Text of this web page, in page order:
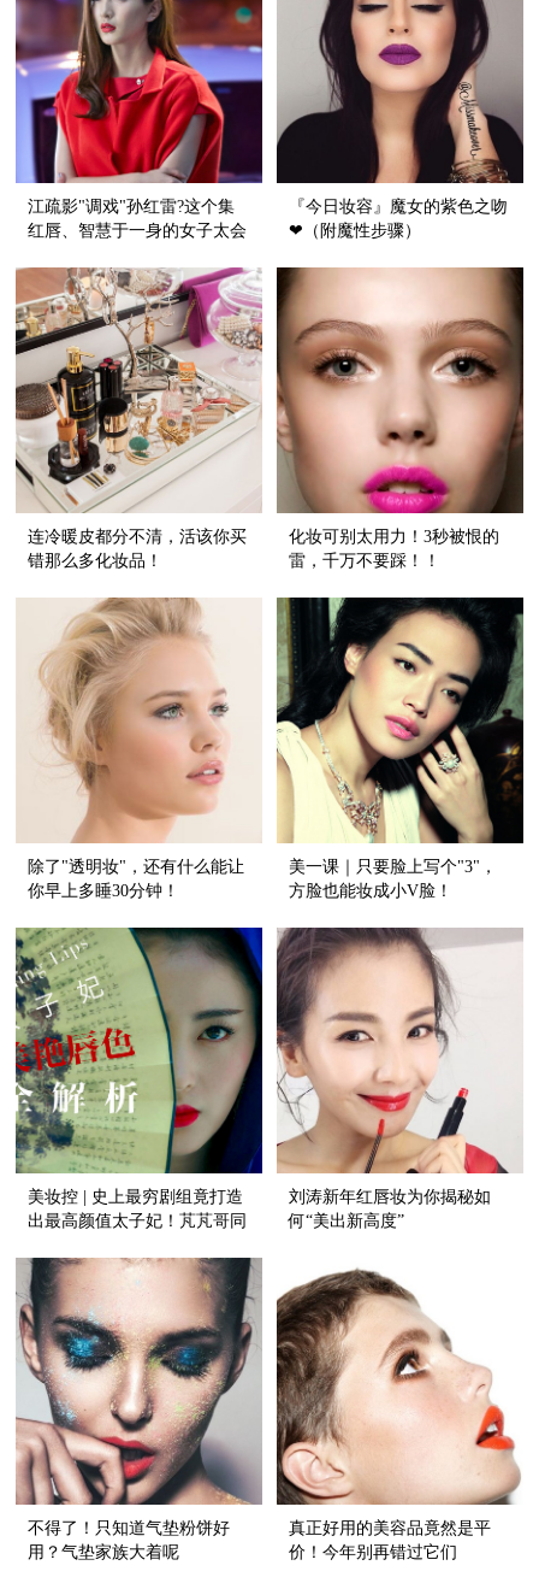
江疏影"调戏"孙红雷?这个集
红唇、智慧于一身的女子太会
『今日妆容』魔女的紫色之吻
❤（附魔性步骤）
连冷暖皮都分不清，活该你买
错那么多化妆品！
化妆可别太用力！3秒被恨的
雷，千万不要踩！！
除了"透明妆"，还有什么能让
你早上多睡30分钟！
美一课｜只要脸上写个"3"，
方脸也能妆成小V脸！
美妆控 | 史上最穷剧组竟打造
出最高颜值太子妃！芃芃哥同
刘涛新年红唇妆为你揭秘如
何“美出新高度”
不得了！只知道气垫粉饼好
用？气垫家族大着呢
真正好用的美容品竟然是平
价！今年别再错过它们